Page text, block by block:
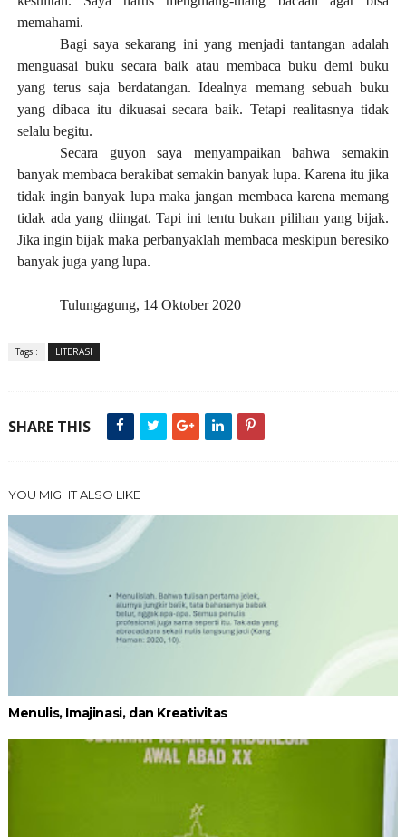
memahami.
Bagi saya sekarang ini yang menjadi tantangan adalah
menguasai buku secara baik atau membaca buku demi buku
yang terus saja berdatangan. Idealnya memang sebuah buku
yang dibaca itu dikuasai secara baik. Tetapi realitasnya tidak
selalu begitu.
Secara guyon saya menyampaikan bahwa semakin
banyak membaca berakibat semakin banyak lupa. Karena itu jika
tidak ingin banyak lupa maka jangan membaca karena memang
tidak ada yang diingat. Tapi ini tentu bukan pilihan yang bijak.
Jika ingin bijak maka perbanyaklah membaca meskipun beresiko
banyak juga yang lupa.
Tulungagung, 14 Oktober 2020
Tags : LITERASI
SHARE THIS
YOU MIGHT ALSO LIKE
Menulis, Imajinasi, dan Kreativitas